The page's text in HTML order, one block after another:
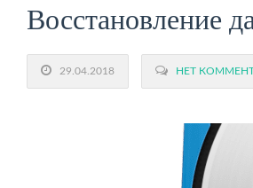
Восстановление
29.04.2018 НЕТ